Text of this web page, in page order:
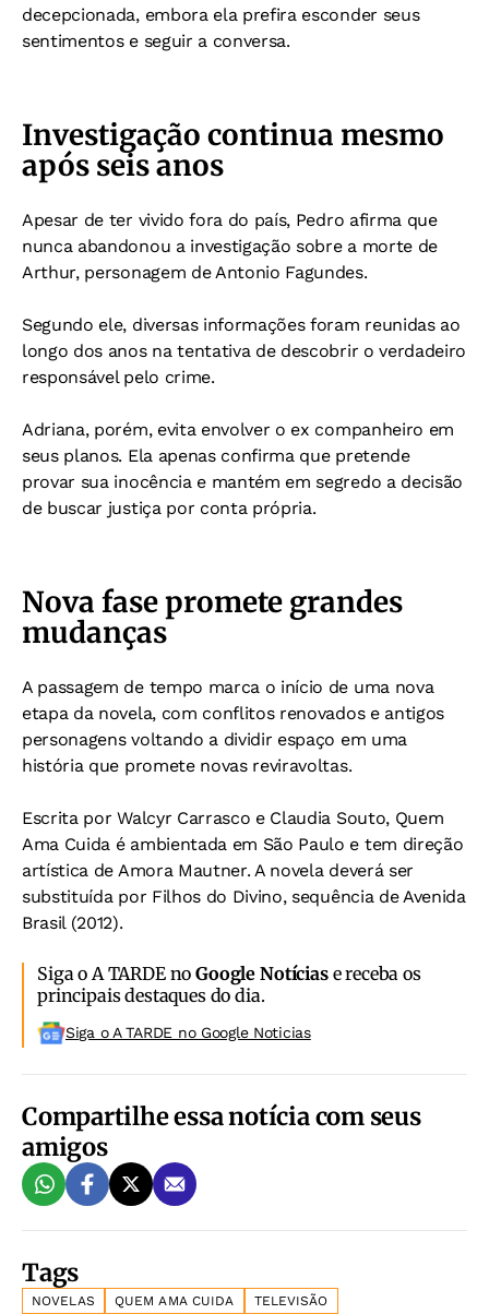
decepcionada, embora ela prefira esconder seus
sentimentos e seguir a conversa.
Investigação continua mesmo
após seis anos
Apesar de ter vivido fora do país, Pedro afirma que
nunca abandonou a investigação sobre a morte de
Arthur, personagem de Antonio Fagundes.
Segundo ele, diversas informações foram reunidas ao
longo dos anos na tentativa de descobrir o verdadeiro
responsável pelo crime.
Adriana, porém, evita envolver o ex companheiro em
seus planos. Ela apenas confirma que pretende
provar sua inocência e mantém em segredo a decisão
de buscar justiça por conta própria.
Nova fase promete grandes
mudanças
A passagem de tempo marca o início de uma nova
etapa da novela, com conflitos renovados e antigos
personagens voltando a dividir espaço em uma
história que promete novas reviravoltas.
Escrita por Walcyr Carrasco e Claudia Souto, Quem
Ama Cuida é ambientada em São Paulo e tem direção
artística de Amora Mautner. A novela deverá ser
substituída por Filhos do Divino, sequência de Avenida
Brasil (2012).
Siga o A TARDE noGoogle Notíciase receba os
principais destaques do dia.
Siga o A TARDE no Google Noticias
Compartilhe essa notícia com seus
amigos
Tags
NOVELAS QUEM AMA CUIDA TELEVISÃO